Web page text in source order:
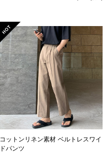
コットンリネン素材 ベルトレスワイ
ドパンツ